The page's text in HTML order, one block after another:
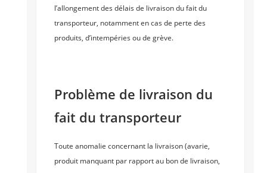
l’allongement des délais de livraison du fait du
transporteur, notamment en cas de perte des
produits, d’intempéries ou de grève.
Problème de livraison du
fait du transporteur
Toute anomalie concernant la livraison (avarie,
produit manquant par rapport au bon de livraison,